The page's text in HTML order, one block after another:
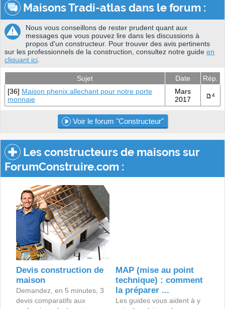
Maisons Tradi-atlas dans le forum :
Nous vous conseillons de rester prudent quant aux
messages que vous pouvez lire dans les discussions à
propos d'un constructeur. Pour trouver des avis pertinents
sur les professionnels de la construction, consultez notre guide en
cliquant ici
Sujet Date
Rép.
[36] Maison phenix:allechant pour notre porte
monnaie
Mars
2017
4
Voir le forum "Constructeur"
Les constructeurs de maisons sur
ForumConstruire.com :
Devis construction de
maison
Demandez, en 5 minutes, 3
devis comparatifs aux
MAP (mise au point
technique) : comment
la préparer ...
Les guides vous aident à y